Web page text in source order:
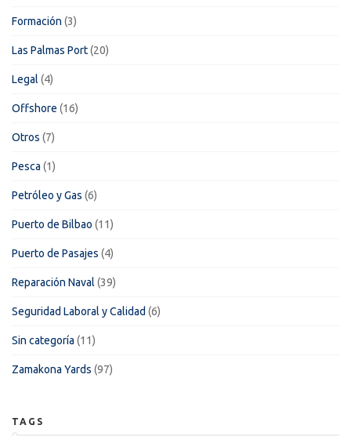
Formación (3)
Las Palmas Port(20)
Legal (4)
Offshore (16)
Otros (7)
Pesca (1)
Petróleo y Gas (6)
Puerto de Bilbao (11)
Puerto de Pasajes (4)
Reparación Naval (39)
Seguridad Laboral y Calidad (6)
Sin categoría (11)
Zamakona Yards (97)
TAGS